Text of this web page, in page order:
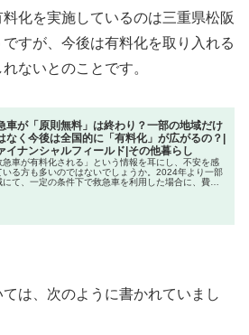
化を実施しているのは三重県松阪
すが、今後は有料化を取り入れる
ないとのことです。
車が「原則無料」は終わり？一部の地域だけ
なく今後は全国的に「有料化」が広がるの？|
イナンシャルフィールド| その他暮らし
急車が有料化される」という情報を耳にし、不安を感
いる方も多いのではないでしょうか。2024年より一部
にて、一定の条件下で救急車を利用した場合に、費用
は、次のように書かれていまし